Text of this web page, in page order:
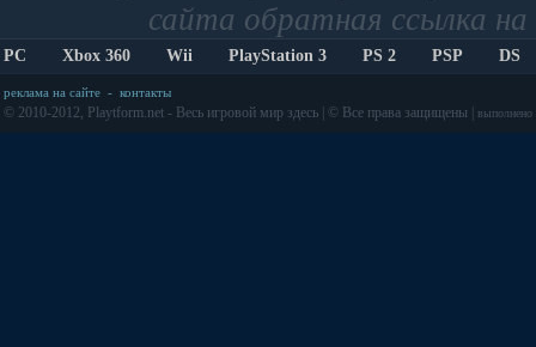
сайта обратная ссылка
PC Xbox 360 Wii PlayStation 3 PS 2 PSP DS
реклама на сайте - контакты
© 2010-2012, Playtform.net - Весь игровой мир здесь | © Все права защищены | выполнено